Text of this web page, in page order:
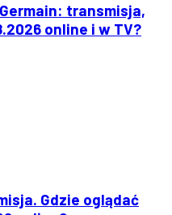
transmisja,
online i w TV?
Gdzie oglądać